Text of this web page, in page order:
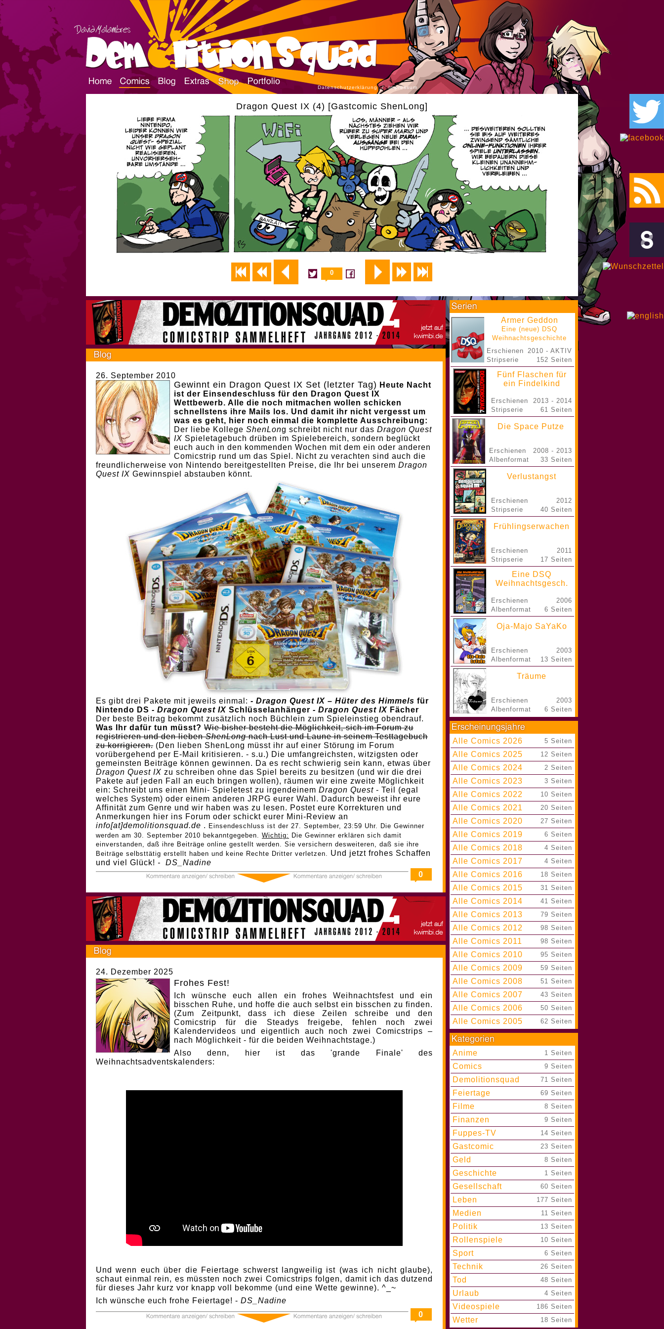
Datenschutzerklärung / Impressum
Dragon Quest IX (4) [Gastcomic ShenLong]
0
26. September 2010
Gewinnt ein Dragon Quest IX Set (letzter Tag) Heute Nacht
ist der Einsendeschluss für den Dragon Quest IX
Wettbewerb. Alle die noch mitmachen wollen schicken
schnellstens ihre Mails los. Und damit ihr nicht vergesst um
was es geht, hier noch einmal die komplette Ausschreibung:
Der liebe Kollege ShenLong schreibt nicht nur das Dragon Quest
IX Spieletagebuch drüben im Spielebereich, sondern beglückt
euch auch in den kommenden Wochen mit dem ein oder anderen
Comicstrip rund um das Spiel. Nicht zu verachten sind auch die
freundlicherweise von Nintendo bereitgestellten Preise, die Ihr bei unserem Dragon
Quest IX Gewinnspiel abstauben könnt.
Es gibt drei Pakete mit jeweils einmal: - Dragon Quest IX – Hüter des Himmels für
Nintendo DS - Dragon Quest IX Schlüsselanhänger - Dragon Quest IX Fächer
Der beste Beitrag bekommt zusätzlich noch Büchlein zum Spieleinstieg obendrauf.
Was Ihr dafür tun müsst? Wie bisher besteht die Möglichkeit, sich im Forum zu
registrieren und den liebenShenLongnach Lust und Laune in seinem Testtagebuch
zu korrigieren. (Den lieben ShenLong müsst ihr auf einer Störung im Forum
vorübergehend per E-Mail kritisieren. - s.u.) Die umfangreichsten, witzigsten oder
gemeinsten Beiträge können gewinnen. Da es recht schwierig sein kann, etwas über
Dragon Quest IX zu schreiben ohne das Spiel bereits zu besitzen (und wir die drei
Pakete auf jeden Fall an euch bringen wollen), räumen wir eine zweite Möglichkeit
ein: Schreibt uns einen Mini- Spieletest zu irgendeinem Dragon Quest - Teil (egal
welches System) oder einem anderen JRPG eurer Wahl. Dadurch beweist ihr eure
Affinität zum Genre und wir haben was zu lesen. Postet eure Korrekturen und
Anmerkungen hier ins Forum oder schickt eurer Mini-Review an
info[at]demolitionsquad.de . Einsendeschluss ist der 27. September, 23:59 Uhr. Die Gewinner
werden am 30. September 2010 bekanntgegeben. Wichtig: Die Gewinner erklären sich damit
einverstanden, daß ihre Beiträge online gestellt werden. Sie versichern desweiteren, daß sie ihre
Beiträge selbsttätig erstellt haben und keine Rechte Dritter verletzen. Und jetzt frohes Schaffen
und viel Glück! - DS_Nadine
0
24. Dezember 2025
Frohes Fest!
Ich wünsche euch allen ein frohes Weihnachtsfest und ein
bisschen Ruhe, und hoffe die auch selbst ein bisschen zu finden.
(Zum Zeitpunkt, dass ich diese Zeilen schreibe und den
Comicstrip für die Steadys freigebe, fehlen noch zwei
Kalendervideos und eigentlich auch noch zwei Comicstrips –
nach Möglichkeit - für die beiden Weihnachtstage.)
Also denn, hier ist das 'grande Finale' des
Weihnachtsadventskalenders:
Und wenn euch über die Feiertage schwerst langweilig ist (was ich nicht glaube),
schaut einmal rein, es müssten noch zwei Comicstrips folgen, damit ich das dutzend
für dieses Jahr kurz vor knapp voll bekomme (und eine Wette gewinne). ^_~
Ich wünsche euch frohe Feiertage! - DS_Nadine
0
Armer Geddon
Eine (neue) DSQ
Weihnachtsgeschichte
Erschienen
Stripserie
2010 - AKTIV
152 Seiten
Fünf Flaschen für
ein Findelkind
Erschienen
Stripserie
2013 - 2014
61 Seiten
Die Space Putze
Erschienen
Albenformat
2008 - 2013
33 Seiten
Verlustangst
Erschienen
Stripserie
2012
40 Seiten
Frühlingserwachen
Erschienen
Stripserie
2011
17 Seiten
Eine DSQ
Weihnachtsgesch.
Erschienen
Albenformat
2006
6 Seiten
Oja-Majo SaYaKo
Erschienen
Albenformat
2003
13 Seiten
Träume
Erschienen
Albenformat
2003
6 Seiten
Alle Comics 2026 5 Seiten
Alle Comics 2025 12 Seiten
Alle Comics 2024 2 Seiten
Alle Comics 2023 3 Seiten
Alle Comics 2022 10 Seiten
Alle Comics 2021 20 Seiten
Alle Comics 2020 27 Seiten
Alle Comics 2019 6 Seiten
Alle Comics 2018 4 Seiten
Alle Comics 2017 4 Seiten
Alle Comics 2016 18 Seiten
Alle Comics 2015 31 Seiten
Alle Comics 2014 41 Seiten
Alle Comics 2013 79 Seiten
Alle Comics 2012 98 Seiten
Alle Comics 2011 98 Seiten
Alle Comics 2010 95 Seiten
Alle Comics 2009 59 Seiten
Alle Comics 2008 51 Seiten
Alle Comics 2007 43 Seiten
Alle Comics 2006 50 Seiten
Alle Comics 2005 62 Seiten
Anime 1 Seiten
Comics 9 Seiten
Demolitionsquad 71 Seiten
Feiertage 69 Seiten
Filme 8 Seiten
Finanzen 9 Seiten
Fuppes-TV 14 Seiten
Gastcomic 23 Seiten
Geld 8 Seiten
Geschichte 1 Seiten
Gesellschaft 60 Seiten
Leben 177 Seiten
Medien 11 Seiten
Politik 13 Seiten
Rollenspiele 10 Seiten
Sport 6 Seiten
Technik 26 Seiten
Tod 48 Seiten
Urlaub 4 Seiten
Videospiele 186 Seiten
Wetter 18 Seiten